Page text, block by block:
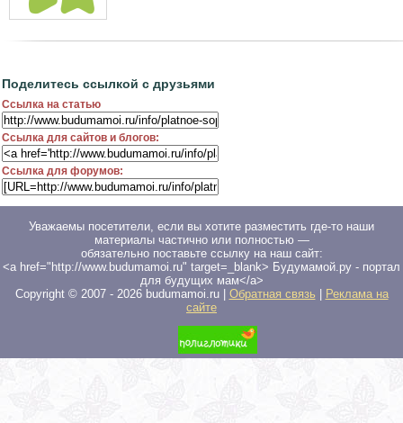
Поделитесь ссылкой с друзьями
Ссылка на статью
Ссылка для сайтов и блогов:
Ссылка для форумов:
Уважаемы посетители, если вы хотите разместить где-то наши
материалы частично или полностью —
обязательно поставьте ссылку на наш сайт:
<a href="http://www.budumamoi.ru" target=_blank> Будумамой.ру - портал
для будущих мам</a>
Copyright © 2007 - 2026budumamoi.ru | Обратная связь
Реклама на
сайте